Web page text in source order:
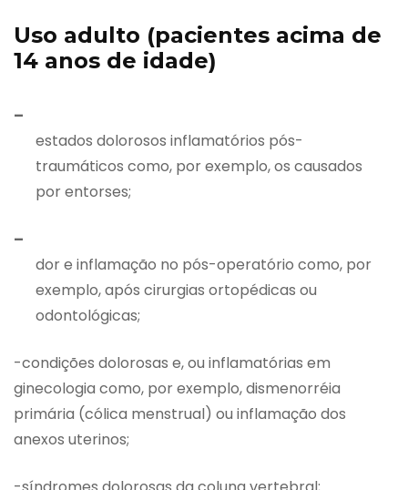
Uso adulto (pacientes acima de
14 anos de idade)
–
estados dolorosos inflamatórios pós-
traumáticos como, por exemplo, os causados
por entorses;
–
dor e inflamação no pós-operatório como, por
exemplo, após cirurgias ortopédicas ou
odontológicas;
-condições dolorosas e, ou inflamatórias em
ginecologia como, por exemplo, dismenorréia
primária (cólica menstrual) ou inflamação dos
anexos uterinos;